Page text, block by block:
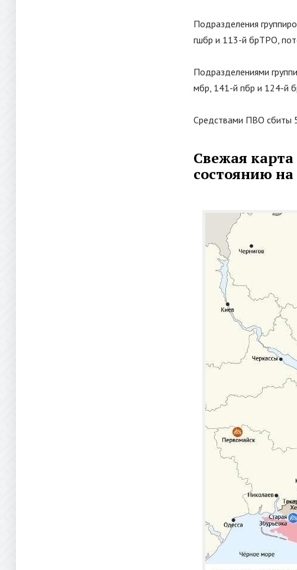
Подразделения
гшбр и 113-й брТРО,
Подразделениями
мбр, 141-й пбр и 124-й
Средствами ПВО сбиты
Свежая
состоянию на